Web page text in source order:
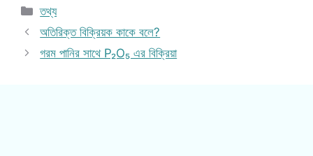
Categories
তথ্য
অতিরিক্ত বিক্রিয়ক কাকে বলে?
গরম পানির সাথে P₂O₅ এর বিক্রিয়া